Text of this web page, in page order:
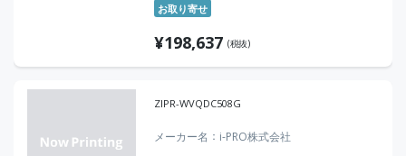
お取り寄せ
¥198,637 (税抜)
ZIPR-WVQDC508G
メーカー名 i-PRO株式会社